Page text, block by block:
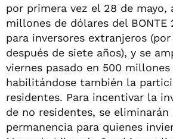
por primera vez el 28 de mayo,
millones de dólares del BONTE
para inversores extranjeros
después de siete años), y se
viernes pasado en 500 millones
habilitándose también la
residentes. Para incentivar la
de no residentes, se
permanencia para quienes